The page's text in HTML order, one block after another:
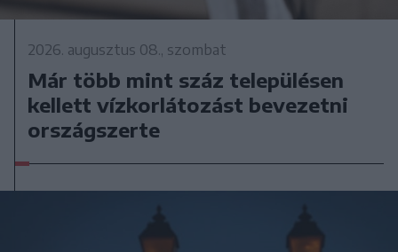
2026. augusztus 08., szombat
Már több mint száz településen
kellett vízkorlátozást bevezetni
országszerte